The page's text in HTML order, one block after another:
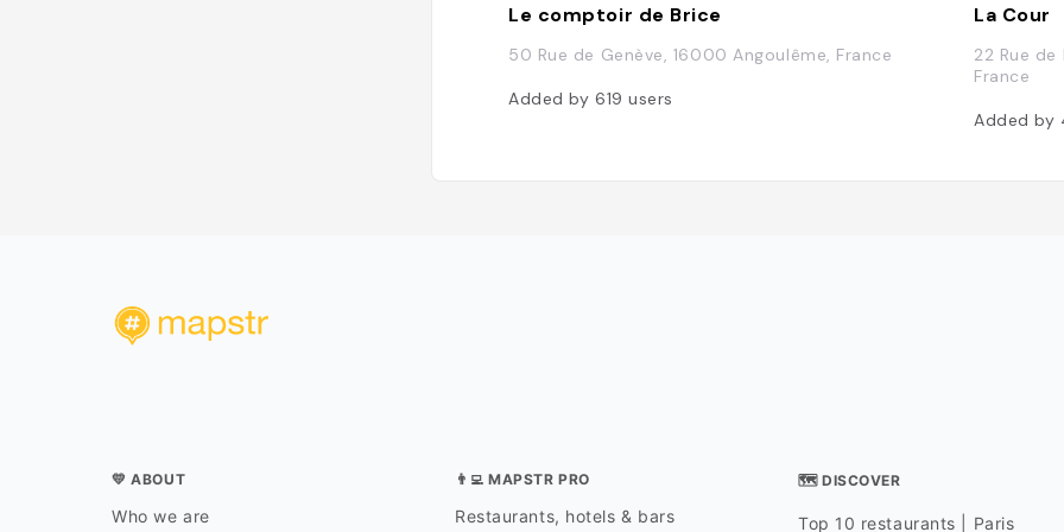
Le comptoir de Brice
50 Rue de Genève, 16000 Angoulême, France
Added by 619users
La Cour
22 Rue de
France
Added by
💛 ABOUT
Who we are
👨‍💻 MAPSTR PRO
Restaurants, hotels & bars
🗺 DISCOVER
Top 10 restaurants | Paris